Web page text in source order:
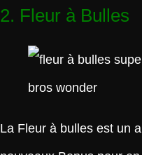
2. Fleur à Bulles
La Fleur à bulles est un